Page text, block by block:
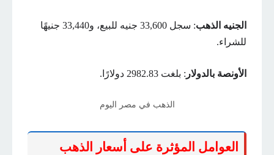
الجنيه الذهب
: سجل 33,600 جنيه للبيع، و33,440 جنيهًا
للشراء.
الأونصة بالدولار : بلغت 2982.83 دولارًا.
الذهب في مصر اليوم
العوامل المؤثرة على أسعار الذهب